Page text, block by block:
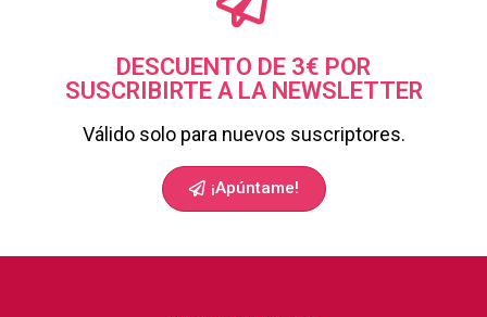
DESCUENTO DE 3€ POR
SUSCRIBIRTE A LA NEWSLETTER
Válido solo para nuevos suscriptores.
¡Apúntame!